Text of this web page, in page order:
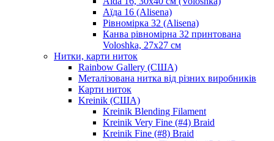
Аїда 16 (Alisena)
Рівномірка 32 (Alisena)
Канва рівномірна 32 принтована
Voloshka, 27х27 см
Нитки, карти ниток
Rainbow Gallery (США)
Металізована нитка від різних виробників
Карти ниток
Kreinik (США)
Kreinik Blending Filament
Kreinik Very Fine (#4) Braid
Kreinik Fine (#8) Braid